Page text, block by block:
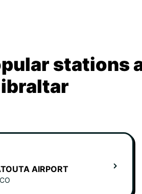
stations
AIRPORT